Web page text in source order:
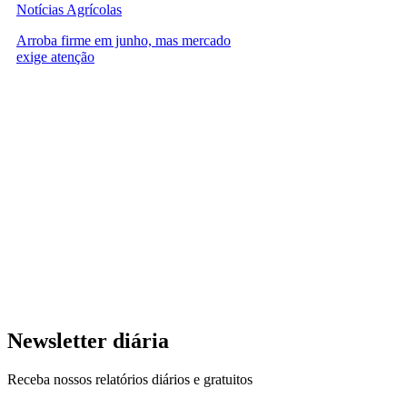
Notícias Agrícolas
Arroba firme em junho, mas mercado
exige atenção
Newsletter diária
Receba nossos relatórios diários e gratuitos